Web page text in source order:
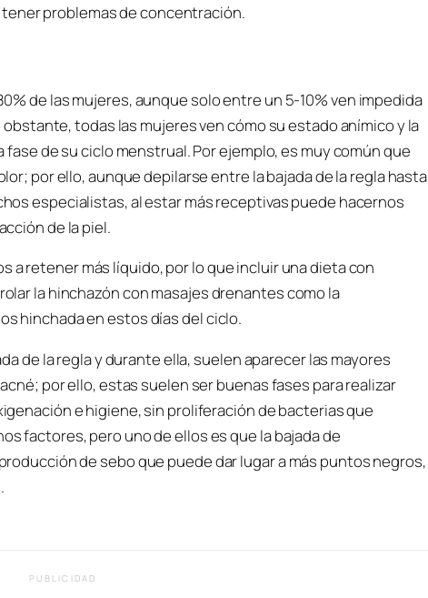
problemas de concentración.
de las mujeres, aunque solo entre un 5-10% ven impedida
todas las mujeres ven cómo su estado anímico y la
de su ciclo menstrual. Por ejemplo, es muy común que
por ello, aunque depilarse entre la bajada de la regla hasta
especialistas, al estar más receptivas puede hacernos
de la piel.
a retener más líquido, por lo que incluir una dieta con
la hinchazón con masajes drenantes como la
hinchada en estos días del ciclo.
de la regla y durante ella, suelen aparecer las mayores
por ello, estas suelen ser buenas fases para realizar
e higiene, sin proliferación de bacterias que
factores, pero uno de ellos es que la bajada de
de sebo que puede dar lugar a más puntos negros,
PUBLICIDAD